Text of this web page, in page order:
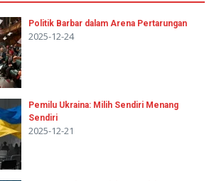
Politik Barbar dalam Arena Pertarungan
2025-12-24
Pemilu Ukraina: Milih Sendiri Menang
Sendiri
2025-12-21